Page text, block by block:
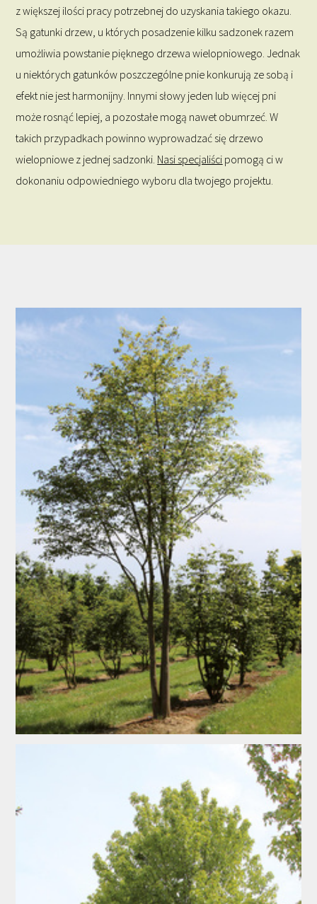
z większej ilości pracy potrzebnej do uzyskania takiego okazu.
Są gatunki drzew, u których posadzenie kilku sadzonek razem
umożliwia powstanie pięknego drzewa wielopniowego. Jednak
u niektórych gatunków poszczególne pnie konkurują ze sobą i
efekt nie jest harmonijny. Innymi słowy jeden lub więcej pni
może rosnąć lepiej, a pozostałe mogą nawet obumrzeć. W
takich przypadkach powinno wyprowadzać się drzewo
wielopniowe z jednej sadzonki. Nasi specjaliści pomogą ci w
dokonaniu odpowiedniego wyboru dla twojego projektu.